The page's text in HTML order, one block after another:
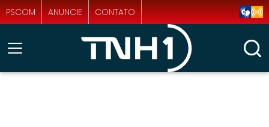
PSCOM ANUNCIE CONTATO